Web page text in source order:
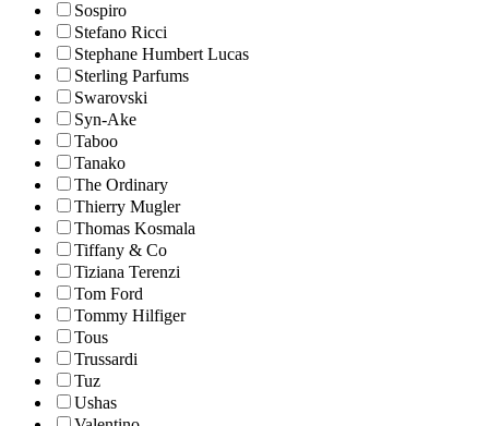
Sospiro
Stefano Ricci
Stephane Humbert Lucas
Sterling Parfums
Swarovski
Syn-Ake
Taboo
Tanako
The Ordinary
Thierry Mugler
Thomas Kosmala
Tiffany & Co
Tiziana Terenzi
Tom Ford
Tommy Hilfiger
Tous
Trussardi
Tuz
Ushas